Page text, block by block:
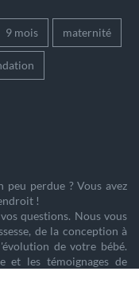
9 mois maternité
peu perdue ? Vous avez
!
questions. Nous vous
, de la conception à
de votre bébé.
et les témoignages de